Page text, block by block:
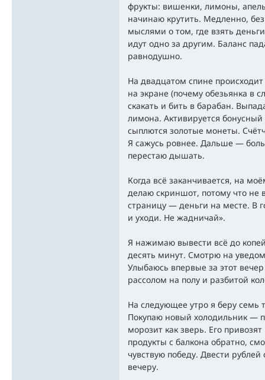
фрукты: вишенки, лимоны,
начинаю крутить. Медленно,
мыслями о том, где взять
идут одно за другим. Баланс
равнодушно.
На двадцатом спине
на экране (почему обезьянка в
скакать и бить в барабан.
лимона. Активируется
сыплются золотые монеты.
Я сажусь ровнее. Дальше —
перестаю дышать.
Когда всё заканчивается, на
делаю скриншот, потому что не
страницу — деньги на месте. В
и уходи. Не жадничай».
Я нажимаю вывести всё до
десять минут. Смотрю на
Улыбаюсь впервые за этот
рассолом на полу и разбитой
На следующее утро я беру семь
Покупаю новый холодильник —
морозит как зверь. Его
продукты с балкона обратно,
чувствую победу. Двести рублей
вечеру.